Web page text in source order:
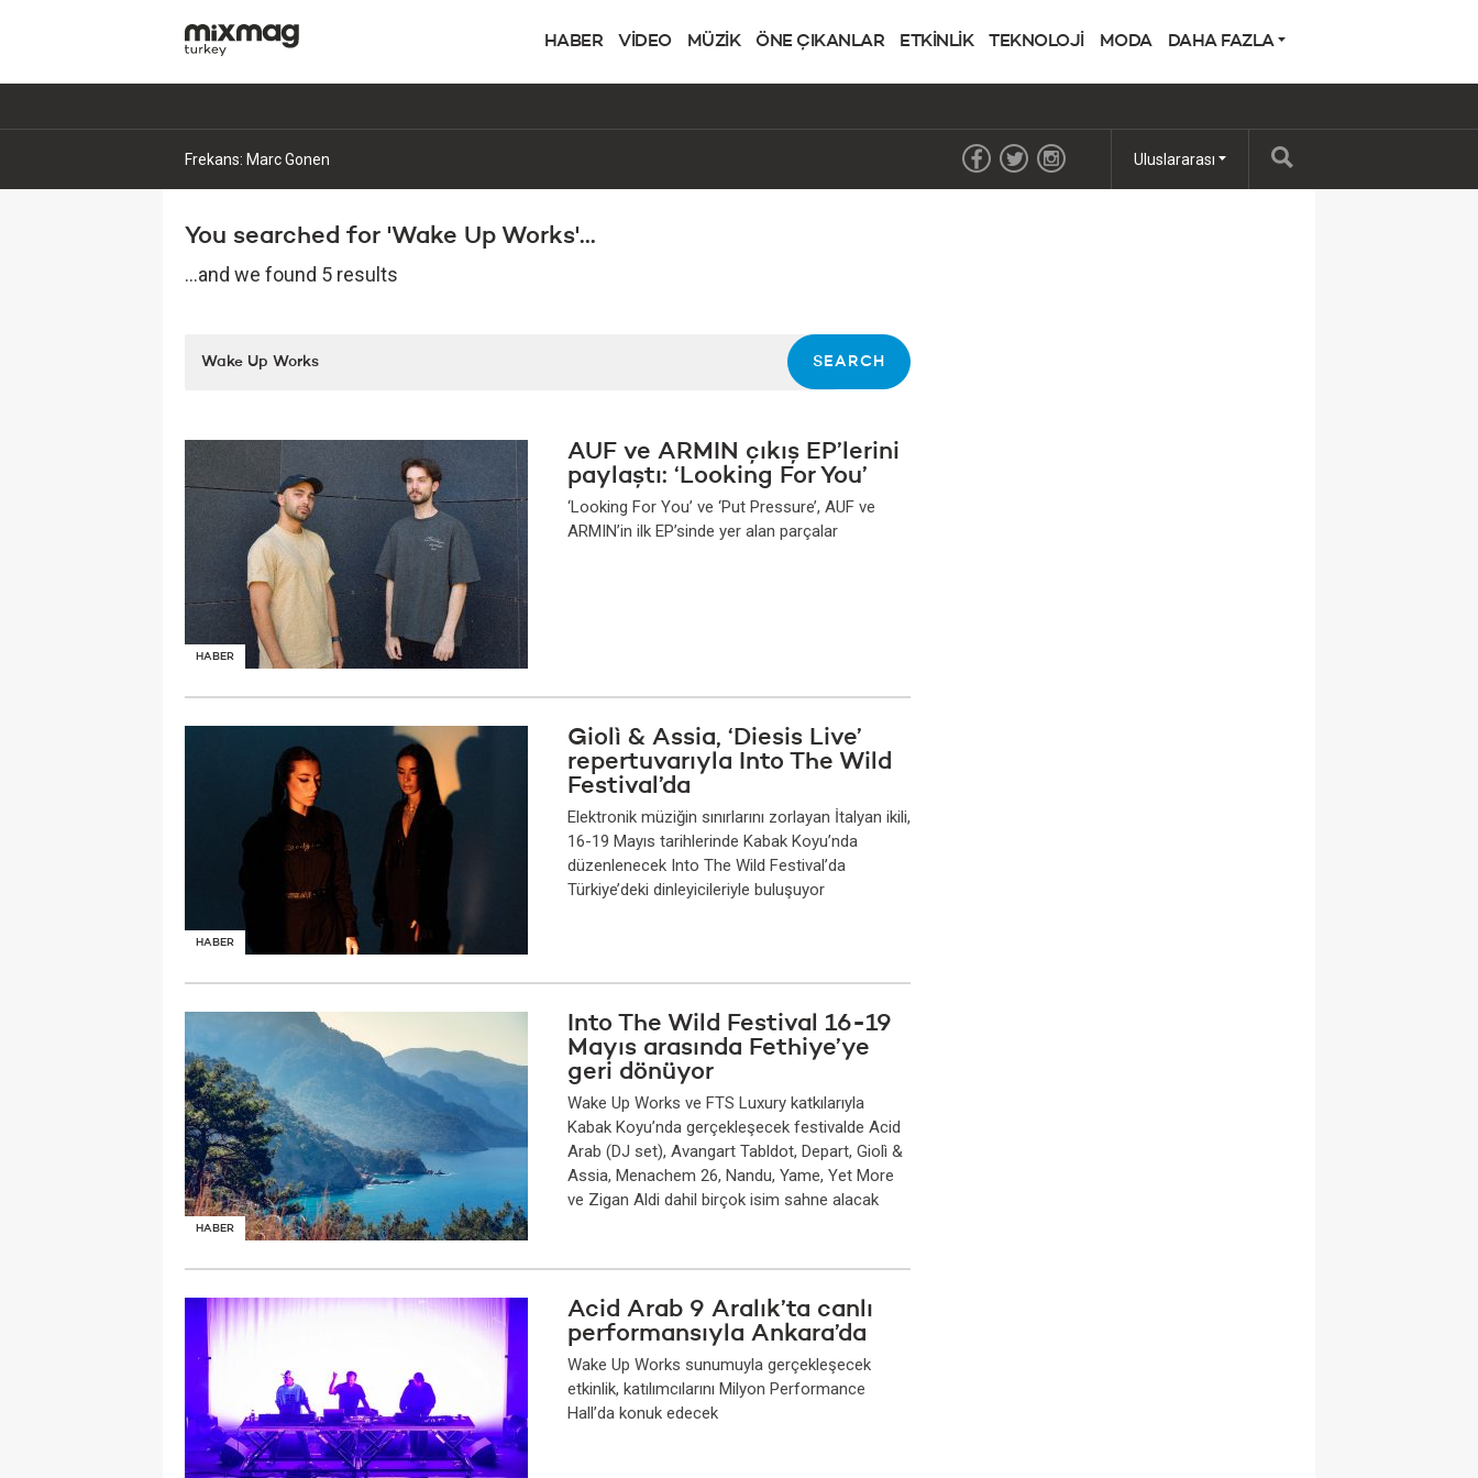
HABER VİDEO MÜZİK ÖNE ÇIKANLAR ETKİNLİK TEKNOLOJİ MODA DAHA FAZLA
Frekans: Marc Gonen Uluslararası
You searched for 'Wake Up Works'...
...and we found 5 results
HABER
AUF ve ARMIN çıkış EP’lerini
paylaştı: ‘Looking For You’
‘Looking For You’ ve ‘Put Pressure’, AUF ve
ARMIN’in ilk EP’sinde yer alan parçalar
HABER
Giolì & Assia, ‘Diesis Live’
repertuvarıyla Into The Wild
Festival’da
Elektronik müziğin sınırlarını zorlayan İtalyan ikili,
16-19 Mayıs tarihlerinde Kabak Koyu’nda
düzenlenecek Into The Wild Festival’da
Türkiye’deki dinleyicileriyle buluşuyor
HABER
Into The Wild Festival 16-19
Mayıs arasında Fethiye’ye
geri dönüyor
Wake Up Works ve FTS Luxury katkılarıyla
Kabak Koyu’nda gerçekleşecek festivalde Acid
Arab (DJ set), Avangart Tabldot, Depart, Giolì &
Assia, Menachem 26, Nandu, Yame, Yet More
ve Zigan Aldi dahil birçok isim sahne alacak
Acid Arab 9 Aralık’ta canlı
performansıyla Ankara’da
Wake Up Works sunumuyla gerçekleşecek
etkinlik, katılımcılarını Milyon Performance
Hall’da konuk edecek